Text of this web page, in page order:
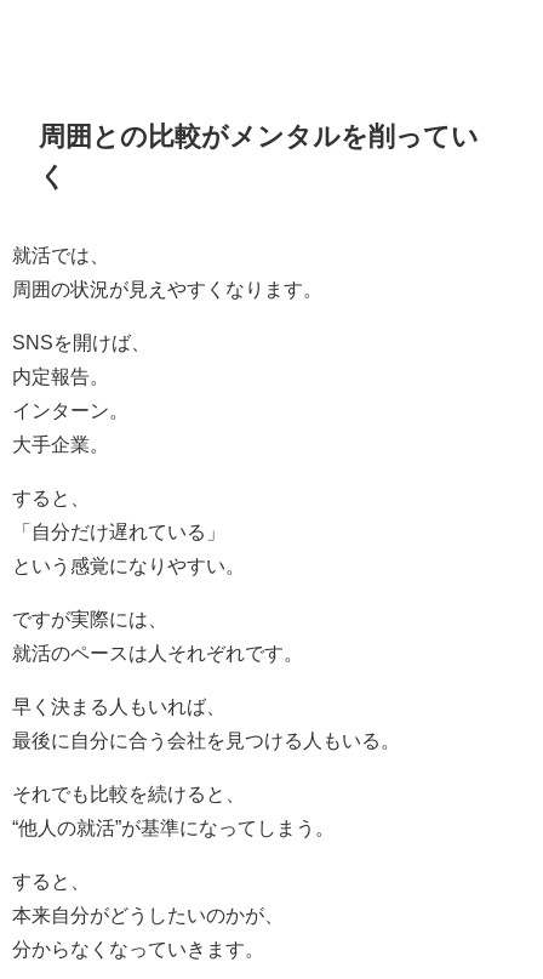
周囲との比較がメンタルを削ってい
く
就活では、
周囲の状況が見えやすくなります。
SNSを開けば、
内定報告。
インターン。
大手企業。
すると、
「自分だけ遅れている」
という感覚になりやすい。
ですが実際には、
就活のペースは人それぞれです。
早く決まる人もいれば、
最後に自分に合う会社を見つける人もいる。
それでも比較を続けると、
“他人の就活”が基準になってしまう。
すると、
本来自分がどうしたいのかが、
分からなくなっていきます。